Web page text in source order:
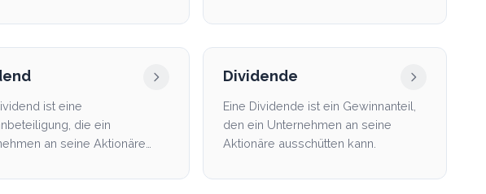
ist eine
die ein
an seine Aktionäre
Dividende
Eine Dividende ist ein Gewinnanteil,
den ein Unternehmen an seine
Aktionäre ausschütten kann.